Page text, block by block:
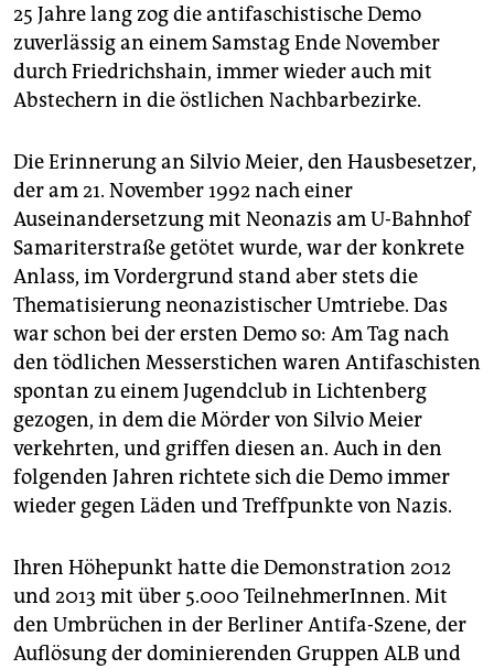
25 Jahre lang zog die antifaschistische Demo
zuverlässig an einem Samstag Ende November
durch Friedrichshain, immer wieder auch mit
Abstechern in die östlichen Nachbarbezirke.
Die Erinnerung an Silvio Meier, den Hausbesetzer,
der am 21. November 1992 nach einer
Auseinandersetzung mit Neonazis am U-Bahnhof
Samariterstraße getötet wurde, war der konkrete
Anlass, im Vordergrund stand aber stets die
Thematisierung neonazistischer Umtriebe. Das
war schon bei der ersten Demo so: Am Tag nach
den tödlichen Messerstichen waren Antifaschisten
spontan zu einem Jugendclub in Lichtenberg
gezogen, in dem die Mörder von Silvio Meier
verkehrten, und griffen diesen an. Auch in den
folgenden Jahren richtete sich die Demo immer
wieder gegen Läden und Treffpunkte von Nazis.
Ihren Höhepunkt hatte die Demonstration 2012
und 2013 mit über 5.000 TeilnehmerInnen. Mit
den Umbrüchen in der Berliner Antifa-Szene, der
Auflösung der dominierenden Gruppen ALB und